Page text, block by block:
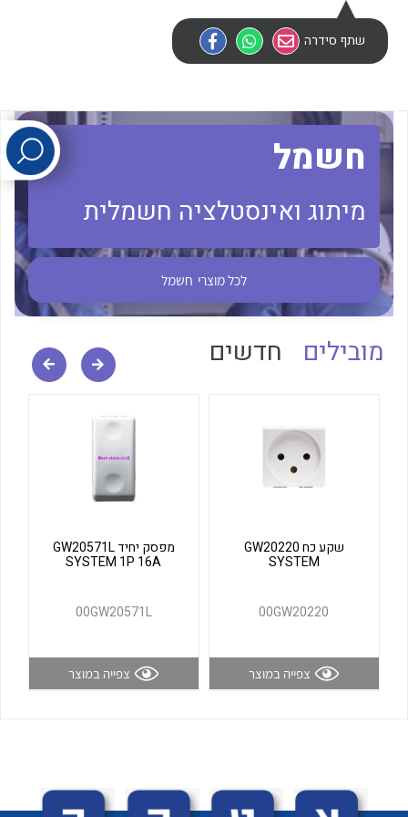
לכל מוצרי היצרן
לכל מוצרי היצרן לכל מוצרי היצרן
שתף סידרה
חשמל
מיתוג ואינסטלציה חשמלית
לכל מוצרי חשמל
מובילים חדשים
שקע כח GW20220
SYSTEM
00GW20220
צפייה במוצר
מפסק יחיד GW20571L
SYSTEM 1P 16A
00GW20571L
צפייה במוצר